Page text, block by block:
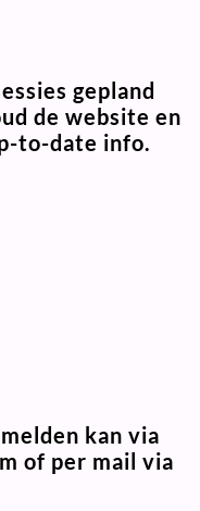
gepland
de website en
to-date info.
kan via
of per mail via